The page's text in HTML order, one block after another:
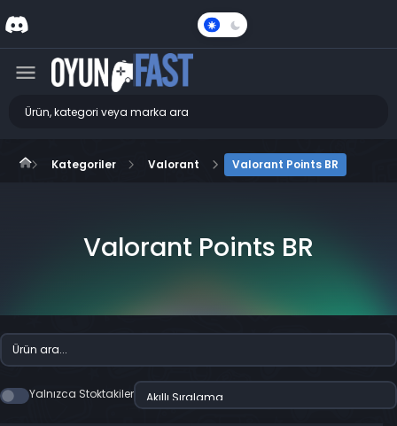
Karanlık
Kategoriler Valorant Valorant Points BR
Valorant Points BR
Yalnızca Stoktakiler